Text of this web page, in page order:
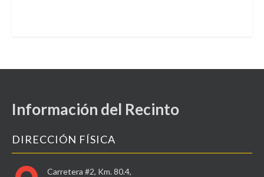
Información del Recinto
DIRECCIÓN FÍSICA
Carretera #2, Km. 80.4,